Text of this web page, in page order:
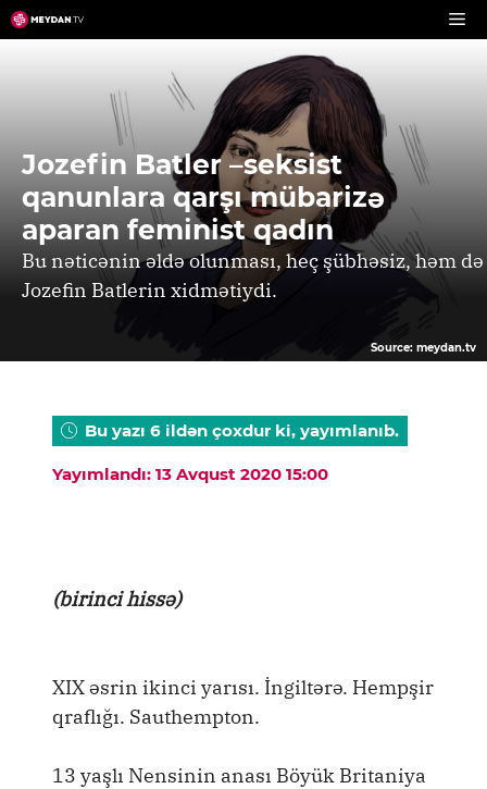
Skip
to
Jozefin Batler –seksist
qanunlara qarşı mübarizə
aparan feminist qadın
Bu nəticənin əldə olunması, heç şübhəsiz, həm də
Jozefin Batlerin xidmətiydi.
Source: meydan.tv
Bu yazı 6 ildən çoxdur ki, yayımlanıb.
Yayımlandı: 13 Avqust 2020 15:00
(birinci hissə)
XIX əsrin ikinci yarısı. İngiltərə. Hempşir
qraflığı. Sauthempton.
13 yaşlı Nensinin anası Böyük Britaniya